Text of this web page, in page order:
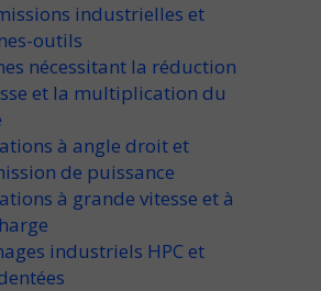
industrielles et
outils
nécessitant la réduction
et la multiplication du
à angle droit et
de puissance
à grande vitesse et à
industriels HPC et